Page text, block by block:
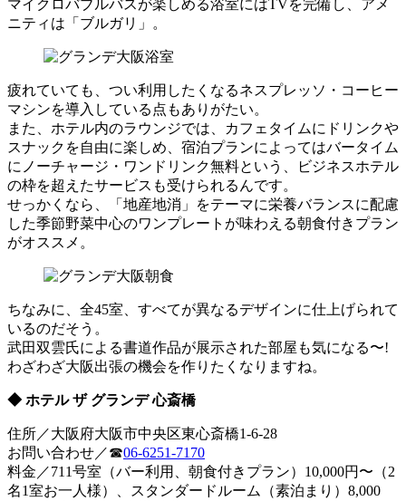
マイクロバブルバスが楽しめる浴室にはTVを完備し、アメ
ニティは「ブルガリ」。
疲れていても、つい利用したくなるネスプレッソ・コーヒー
マシンを導入している点もありがたい。
また、ホテル内のラウンジでは、カフェタイムにドリンクや
スナックを自由に楽しめ、宿泊プランによってはバータイム
にノーチャージ・ワンドリンク無料という、ビジネスホテル
の枠を超えたサービスも受けられるんです。
せっかくなら、「地産地消」をテーマに栄養バランスに配慮
した季節野菜中心のワンプレートが味わえる朝食付きプラン
がオススメ。
ちなみに、全45室、すべてが異なるデザインに仕上げられて
いるのだそう。
武田双雲氏による書道作品が展示された部屋も気になる〜!
わざわざ大阪出張の機会を作りたくなりますね。
◆ ホテル ザ グランデ 心斎橋
住所／大阪府大阪市中央区東心斎橋1-6-28
お問い合わせ／☎︎06-6251-7170
料金／711号室（バー利用、朝食付きプラン）10,000円〜（2
名1室お一人様）、スタンダードルーム（素泊まり）8,000